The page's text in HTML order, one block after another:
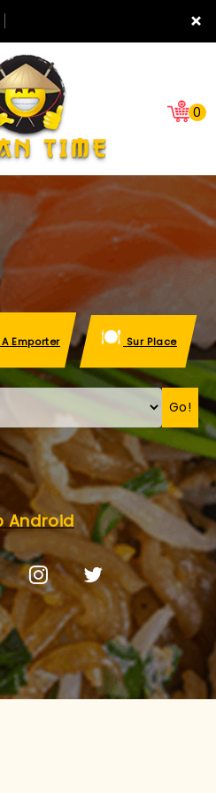
×
0
A Emporter Sur Place
Go!
Android